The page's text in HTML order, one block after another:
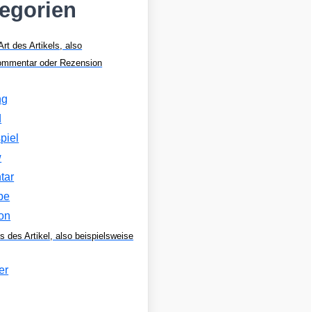
des Artikels, also
oder Rezension
des Artikel, also beispielsweise